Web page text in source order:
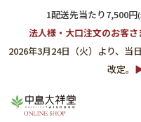
1配送先当たり7,500円
法人様・大口注文のお客さ
2026年3月24日（火）より、当
改定。